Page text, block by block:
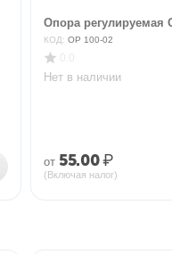
Опора регулируемая
КОД: ОР 100-02
Нет в наличии
от 55.00₽
(Включая налог)